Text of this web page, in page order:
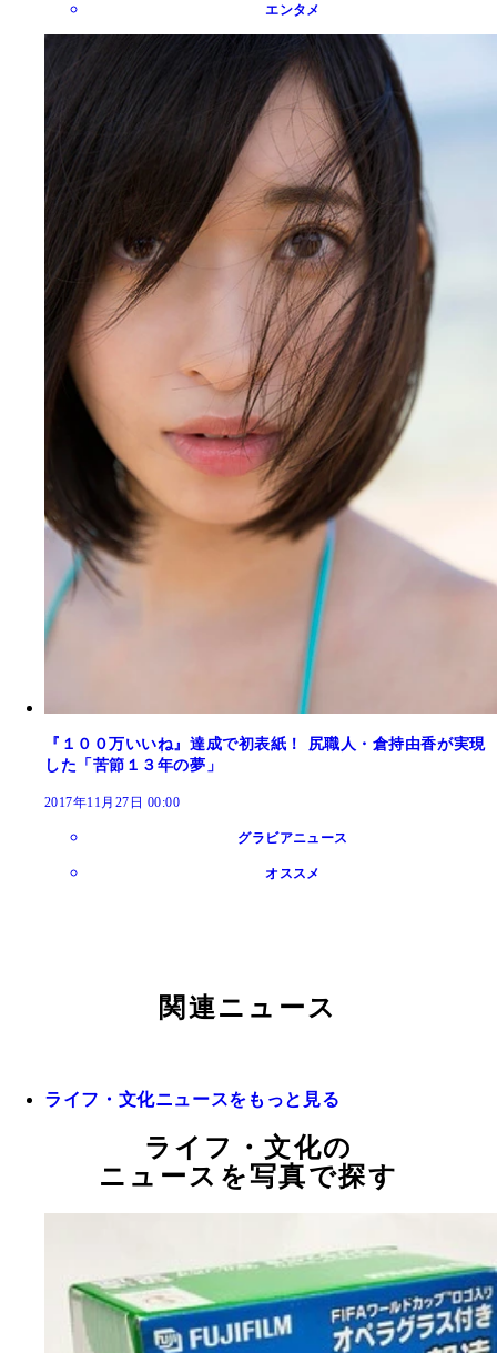
エンタメ
『１００万いいね』達成で初表紙！ 尻職人・倉持由香が実現
した「苦節１３年の夢」
2017年11月27日 00:00
グラビアニュース
オススメ
関連ニュース
ライフ・文化ニュースをもっと見る
ライフ・文化の
ニュースを写真で探す